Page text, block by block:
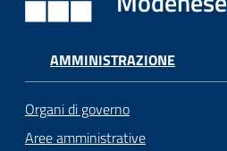
AMMINISTRAZIONE
Organi di governo
Aree amministrative